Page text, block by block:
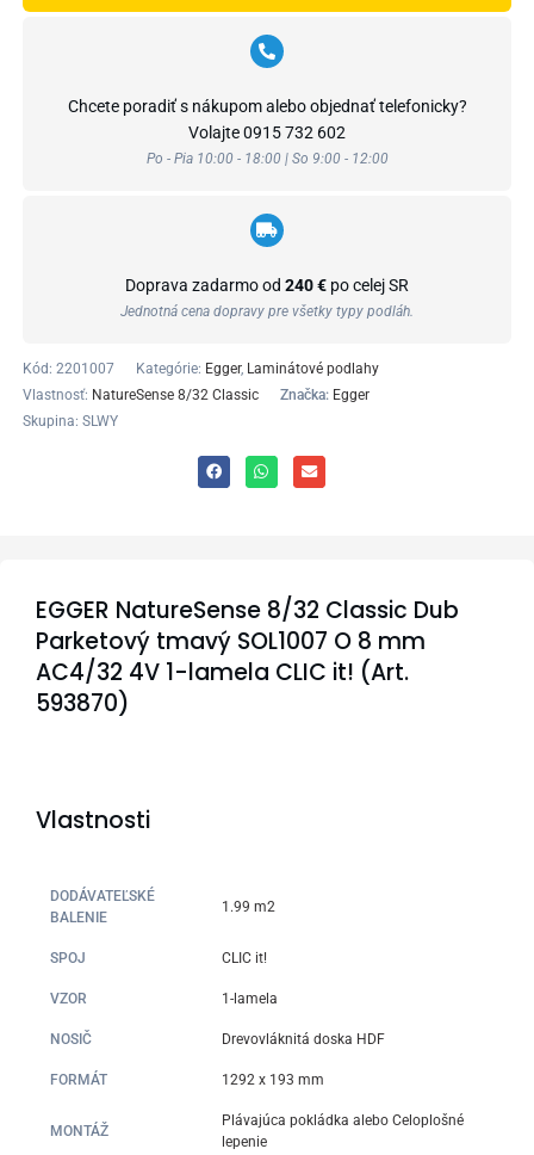
Chcete poradiť s nákupom alebo objednať telefonicky?
Volajte0915 732 602
Po - Pia 10:00 - 18:00 | So 9:00 - 12:00
Doprava zadarmo od 240 € po celej SR
Jednotná cena dopravy pre všetky typy podláh.
Kód: 2201007 Kategórie: Egger, Laminátové podlahy
Vlastnosť: NatureSense 8/32 Classic Značka: Egger
Skupina: SLWY
EGGER NatureSense 8/32 Classic Dub
Parketový tmavý SOL1007 O 8 mm
AC4/32 4V 1-lamela CLIC it! (Art.
593870)
Vlastnosti
DODÁVATEĽSKÉ
BALENIE
1.99 m2
SPOJ CLIC it!
VZOR 1-lamela
NOSIČ Drevovláknitá doska HDF
FORMÁT 1292 x 193 mm
MONTÁŽ
Plávajúca pokládka alebo Celoplošné
lepenie